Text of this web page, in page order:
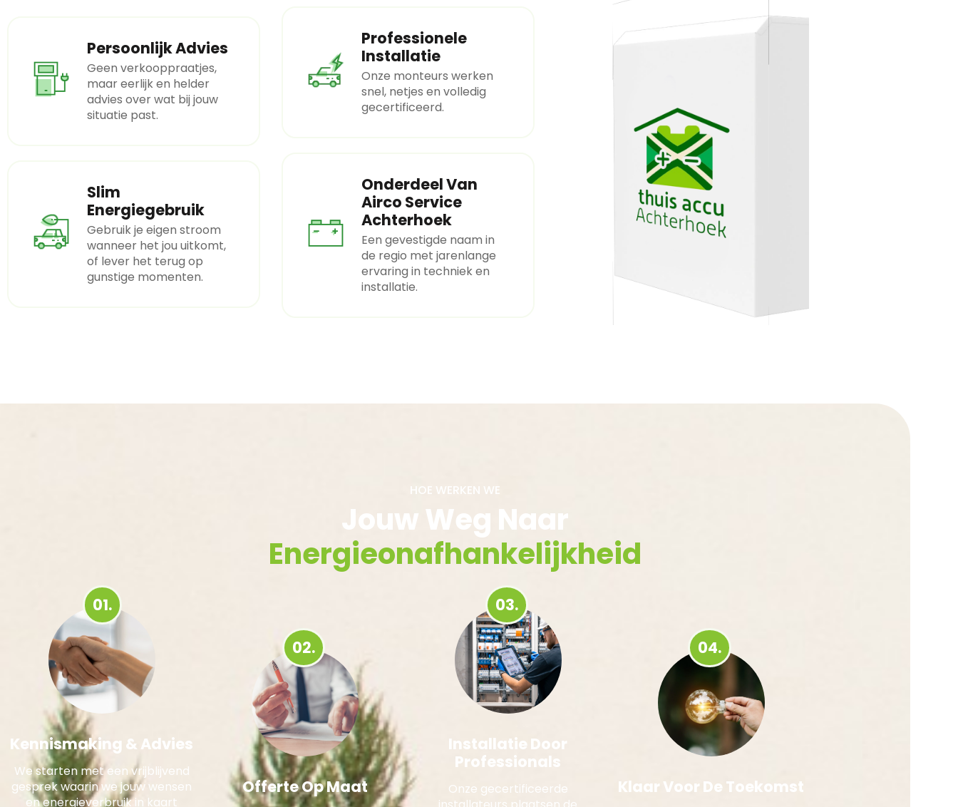
Persoonlijk Advies
Geen verkooppraatjes,
maar eerlijk en helder
advies over wat bij jouw
situatie past.
Slim
Energiegebruik
Gebruik je eigen stroom
wanneer het jou uitkomt,
of lever het terug op
gunstige momenten.
Professionele
Installatie
Onze monteurs werken
snel, netjes en volledig
gecertificeerd.
Onderdeel Van
Airco Service
Achterhoek
Een gevestigde naam in
de regio met jarenlange
ervaring in techniek en
installatie.
HOE WERKEN WE
Jouw Weg Naar
Energieonafhankelijkheid
Kennismaking & Advies
We starten met een vrijblijvend
gesprek waarin we jouw wensen
en energieverbruik in kaart
01.
Offerte Op Maat
02.
Installatie Door
Professionals
Onze gecertificeerde
03.
Klaar Voor De Toekomst
04.